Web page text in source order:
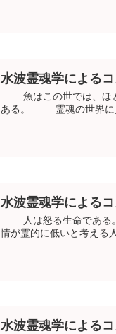
水波霊魂学によ
魚はこの世では、ほ
ある。 霊魂の世界に入
水波霊魂学による
人は怒る生命である。
情が霊的に低いと考える
水波霊魂学による